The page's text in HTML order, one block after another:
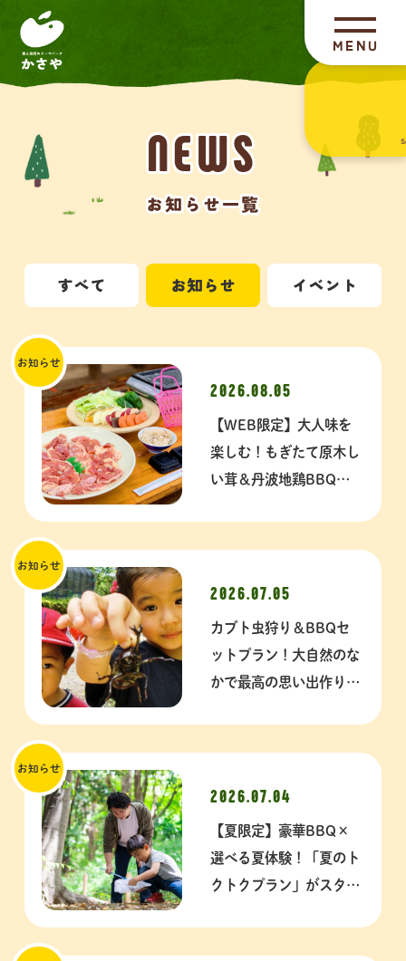
NEWS
NEWS
お知らせ一覧
お知らせ一覧
すべて お知らせ イベント
お知らせ
2026.08.05
【WEB限定】大人味を
楽しむ！もぎたて原木し
い茸＆丹波地鶏BBQコ
お知らせ
2026.07.05
カブト虫狩り＆BBQセ
ットプラン！大自然のな
かで最高の思い出作りを
お知らせ
2026.07.04
【夏限定】豪華BBQ×
選べる夏体験！「夏のト
クトクプラン」がスター